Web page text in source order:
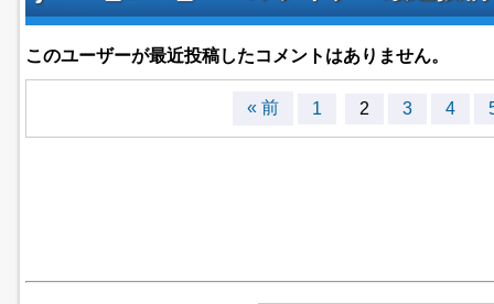
このユーザーが最近投稿したコメントはありません。
« 前 1 2 3 4